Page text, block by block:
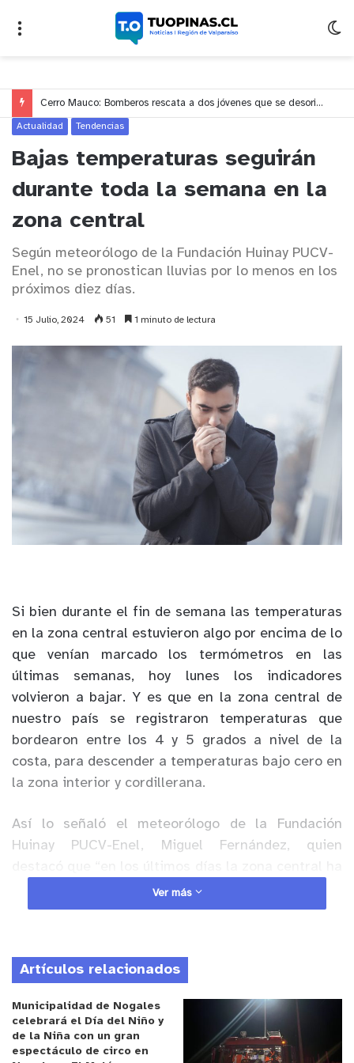
Cerro Mauco: Bomberos rescata a dos jóvenes que se desorientaron durante una caminata
Actualidad Tendencias
Bajas temperaturas seguirán
durante toda la semana en la
zona central
Según meteorólogo de la Fundación Huinay PUCV-
Enel, no se pronostican lluvias por lo menos en los
próximos diez días.
15 Julio, 2024 51 1 minuto de lectura
Si bien durante el fin de semana las temperaturas
en la zona central estuvieron algo por encima de lo
que venían marcado los termómetros en las
últimas semanas, hoy lunes los indicadores
volvieron a bajar. Y es que en la zona central de
nuestro país se registraron temperaturas que
bordearon entre los 4 y 5 grados a nivel de la
costa, para descender a temperaturas bajo cero en
la zona interior y cordillerana.
Así lo señaló el meteorólogo de la Fundación
Huinay PUCV-Enel, Miguel Fernández, quien
experimentado un período bastante frío, donde el
pasado 9 de julio se controló la temperatura más
aumento, las temperaturas volvieron a descender
el día 14 de julio, las que se mantuvieron al día de
hoy con una mínima que bordeó los cinco grados”.
Anuncio Patrocinado
Ver más
Artículos relacionados
Municipalidad de Nogales
celebrará el Día del Niño y
de la Niña con un gran
espectáculo de circo en